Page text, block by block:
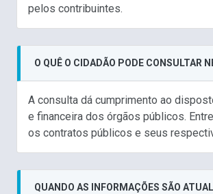
pelos contribuintes.
O QUÊ O CIDADÃO PODE CONSULTAR
A consulta dá cumprimento ao
e financeira dos órgãos públicos.
os contratos públicos e seus
QUANDO AS INFORMAÇÕES SÃO